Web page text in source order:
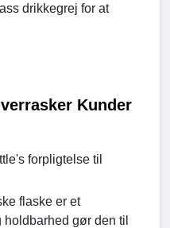
drikkegrej for at
Kunder
forpligtelse til
flaske er et
gør den til